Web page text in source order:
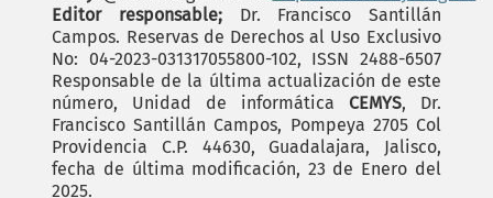
Editor responsable;Dr. Francisco Santillán
Campos. Reservas de Derechos al Uso Exclusivo
No: 04-2023-031317055800-102, ISSN 2488-6507
Responsable de la última actualización de este
número, Unidad de informática CEMYS, Dr.
Francisco Santillán Campos, Pompeya 2705 Col
Providencia C.P. 44630, Guadalajara, Jalisco,
fecha de última modificación, 23 de Enero del
2025.